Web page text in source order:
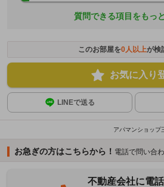
質問できる項目をもっ
このお部屋を0人以上が検
お気に入り
LINEで送る
アパマンショッ
お急ぎの方はこちらから！ 電話で問い合
不動産会社に電